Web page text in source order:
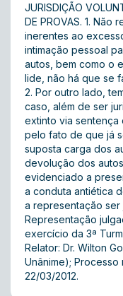
JURISDIÇÃO
DE PROVAS. 1.
inerentes ao
intimação pessoal
autos, bem como o
lide, não há que se
2. Por outro lado,
caso, além de ser
extinto via sentença
pelo fato de que já
suposta carga dos
devolução dos
evidenciado a
a conduta antiética
a representação ser
Representação
exercício da 3ª
Relator: Dr. Wilton
Unânime);
22/03/2012.